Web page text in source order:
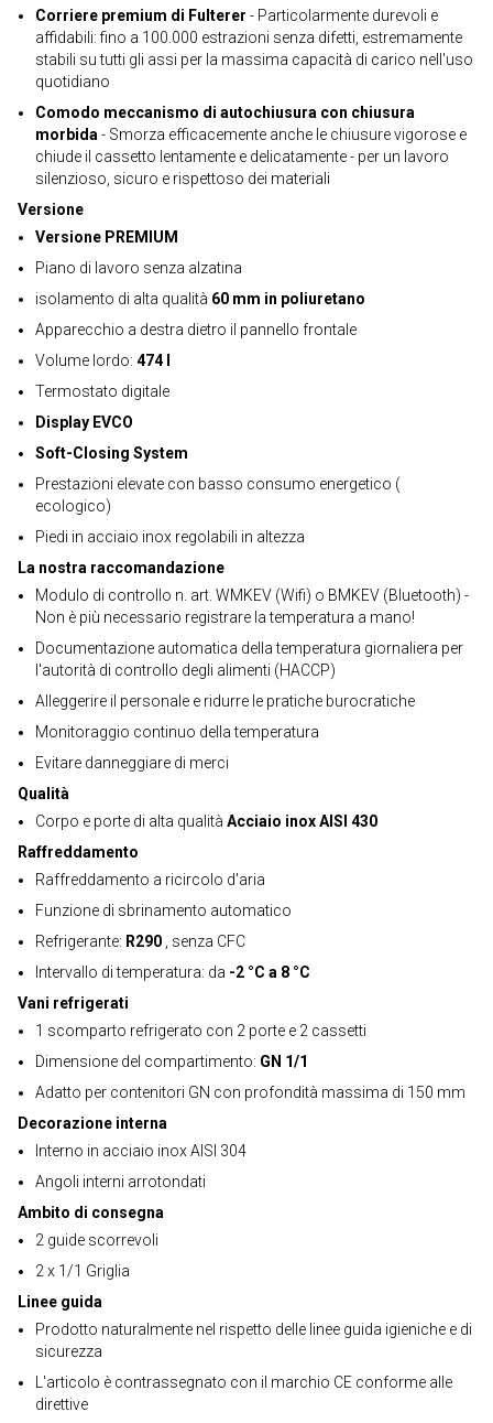
Corriere premium di Fulterer - Particolarmente durevoli e
affidabili: fino a 100.000 estrazioni senza difetti, estremamente
stabili su tutti gli assi per la massima capacità di carico nell'uso
quotidiano
Comodo meccanismo di autochiusura con chiusura
morbida - Smorza efficacemente anche le chiusure vigorose e
chiude il cassetto lentamente e delicatamente - per un lavoro
silenzioso, sicuro e rispettoso dei materiali
Versione
Versione PREMIUM
Piano di lavoro senza alzatina
isolamento di alta qualità 60 mm in poliuretano
Apparecchio a destra dietro il pannello frontale
Volume lordo: 474 l
Termostato digitale
Display EVCO
Soft-Closing System
Prestazioni elevate con basso consumo energetico (
ecologico)
Piedi in acciaio inox regolabili in altezza
La nostra raccomandazione
Modulo di controllo n. art. WMKEV (Wifi) o BMKEV (Bluetooth) -
Non è più necessario registrare la temperatura a mano!
Documentazione automatica della temperatura giornaliera per
l'autorità di controllo degli alimenti (HACCP)
Alleggerire il personale e ridurre le pratiche burocratiche
Monitoraggio continuo della temperatura
Evitare danneggiare di merci
Qualità
Corpo e porte di alta qualità Acciaio inox AISI 430
Raffreddamento
Raffreddamento a ricircolo d'aria
Funzione di sbrinamento automatico
Refrigerante: R290
, senza CFC
Intervallo di temperatura: da -2 °C a 8 °C
Vani refrigerati
1 scomparto refrigerato con 2 porte e 2 cassetti
Dimensione del compartimento: GN 1/1
Adatto per contenitori GN con profondità massima di 150 mm
Decorazione interna
Interno in acciaio inox AISI 304
Angoli interni arrotondati
Ambito di consegna
2 guide scorrevoli
2 x 1/1 Griglia
Linee guida
Prodotto naturalmente nel rispetto delle linee guida igieniche e di
sicurezza
L'articolo è contrassegnato con il marchio CE conforme alle
direttive